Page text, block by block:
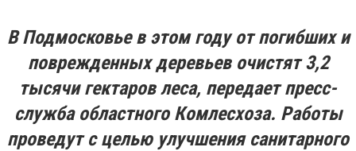
В Подмосковье в этом году от погибших и
поврежденных деревьев очистят 3,2
тысячи гектаров леса, передает пресс-
служба областного Комлесхоза. Работы
проведут с целью улучшения санитарного